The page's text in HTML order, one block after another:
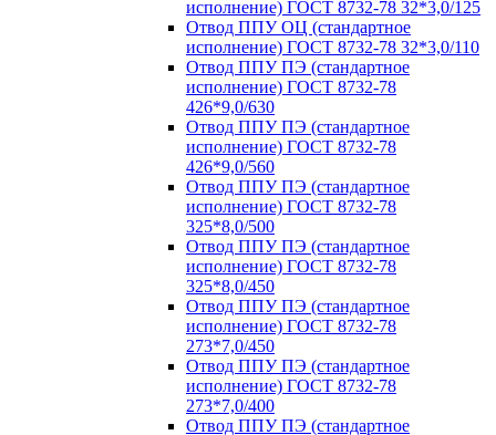
исполнение) ГОСТ 8732-78 32*3,0/125
Отвод ППУ ОЦ (стандартное
исполнение) ГОСТ 8732-78 32*3,0/110
Отвод ППУ ПЭ (стандартное
исполнение) ГОСТ 8732-78
426*9,0/630
Отвод ППУ ПЭ (стандартное
исполнение) ГОСТ 8732-78
426*9,0/560
Отвод ППУ ПЭ (стандартное
исполнение) ГОСТ 8732-78
325*8,0/500
Отвод ППУ ПЭ (стандартное
исполнение) ГОСТ 8732-78
325*8,0/450
Отвод ППУ ПЭ (стандартное
исполнение) ГОСТ 8732-78
273*7,0/450
Отвод ППУ ПЭ (стандартное
исполнение) ГОСТ 8732-78
273*7,0/400
Отвод ППУ ПЭ (стандартное